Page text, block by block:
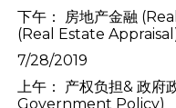
下午： 房地产金融
(Real Estate
7/28/2019
上午： 产权负担& 政
Government Policy)